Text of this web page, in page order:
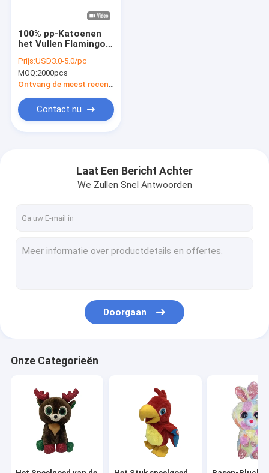
100% pp-Katoenen
het Vullen Flamingo
ketting met
Muziekdoosopname
het Herhalen
Prijs:USD3.0-5.0/pc
MOQ:2000pcs
Ontvang de meest recente Prijs
Contact nu
Laat Een Bericht Achter
We Zullen Snel Antwoorden
Doorgaan
Onze Categorieën